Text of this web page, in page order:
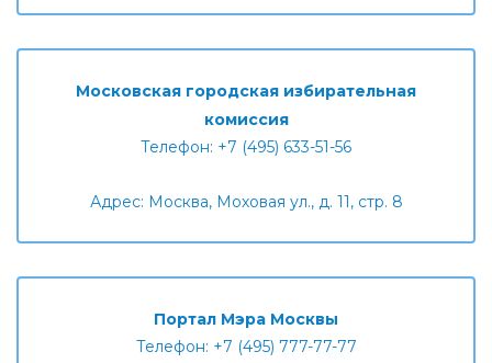
Московская городская избирательная
комиссия
Телефон: +7 (495) 633-51-56
Адрес: Москва, Моховая ул., д. 11, стр. 8
Портал Мэра Москвы
Телефон: +7 (495) 777-77-77